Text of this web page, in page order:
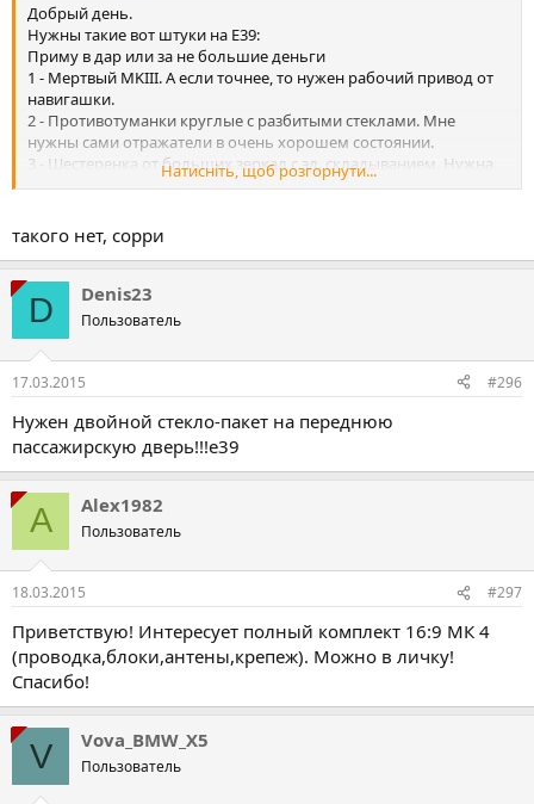
Добрый день.
Нужны такие вот штуки на Е39:
Приму в дар или за не большие деньги
1 - Мертвый MKIII. А если точнее, то нужен рабочий привод от
навигашки.
2 - Противотуманки круглые с разбитыми стеклами. Мне
нужны сами отражатели в очень хорошем состоянии.
3 - Шестеренка от больших зеркал с эл. складыванием. Нужна
та, которую крутит моторчик. Она лежит горизонтально и по
СПАСИБО
Натисніть, щоб розгорнути...
такого нет, сорри
D Denis23
Пользователь
17.03.2015 #296
Нужен двойной стекло-пакет на переднюю
пассажирскую дверь!!!е39
A Alex1982
Пользователь
18.03.2015 #297
Приветствую! Интересует полный комплект 16:9 МК 4
(проводка,блоки,антены,крепеж). Можно в личку!
Спасибо!
V Vova_BMW_X5
Пользователь